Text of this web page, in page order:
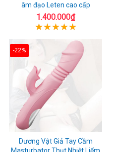
âm đạo Leten cao cấp
1.400.000₫
-22%
Dương Vật Giả Tay Cầm
Masturbator Thụt Nhiệt Liếm